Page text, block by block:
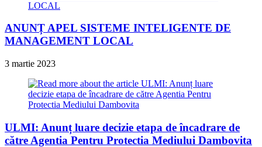
ANUNȚ APEL SISTEME INTELIGENTE DE
MANAGEMENT LOCAL
3 martie 2023
ULMI: Anunț luare decizie etapa de încadrare de
către Agentia Pentru Protectia Mediului Dambovita